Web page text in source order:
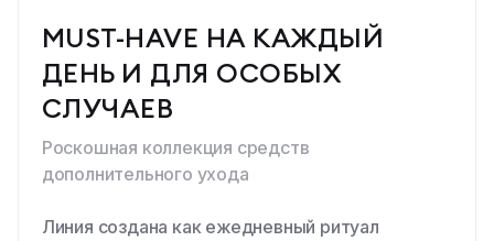
MUST-HAVE НА КАЖДЫЙ
ДЕНЬ И ДЛЯ ОСОБЫХ
СЛУЧАЕВ
Роскошная коллекция средств
дополнительного ухода
Линия создана как ежедневный ритуал